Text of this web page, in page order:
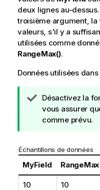
deux lignes au-
troisième argument, la
valeurs, s'il y a
utilisées comme
RangeMax().
Données utilisées
N
o
t
o
n
s
Désactivez la
vous assurer
comme prévu.
Échantillons de données
MyField
10 10